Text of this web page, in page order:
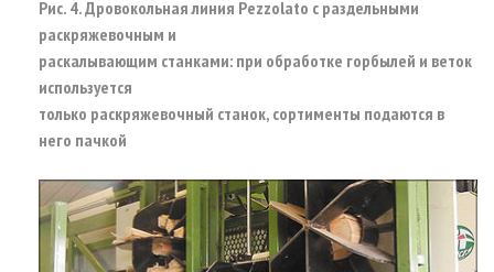
Рис. 4. Дровокольная линия Pezzolato с раздельными
раскряжевочным и
раскалывающим станками: при обработке горбылей и веток
используется
только раскряжевочный станок, сортименты подаются в
него пачкой